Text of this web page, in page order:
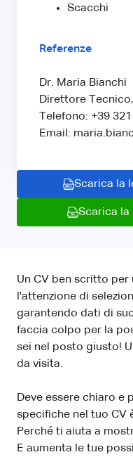
Scacchi
Referenze
Dr. Maria Bianchi
Direttore
Telefono: +39
Email:
Scarica la
Scarica la
Un CV ben scritto
l'attenzione di
garantendo dati di
faccia colpo per la
sei nel posto giusto!
da visita.
Deve essere chiaro e
specifiche nel tuo CV
Perché ti aiuta a
E aumenta le tue